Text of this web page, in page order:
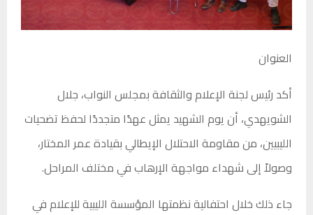
العنوان
أكد رئيس لجنة الإعلام والثقافة بمجلس النواب، جلال
الشويهدي، أن يوم الشهيد يمثل عهدًا متجددًا لحفظ تضحيات
الليبيين، من مقاومة الاحتلال الإيطالي بقيادة عمر المختار،
وصولاً إلى شهداء مواجهة الإرهاب في مختلف المراحل.
جاء ذلك خلال احتفالية نظمتها المؤسسة الليبية للإعلام في